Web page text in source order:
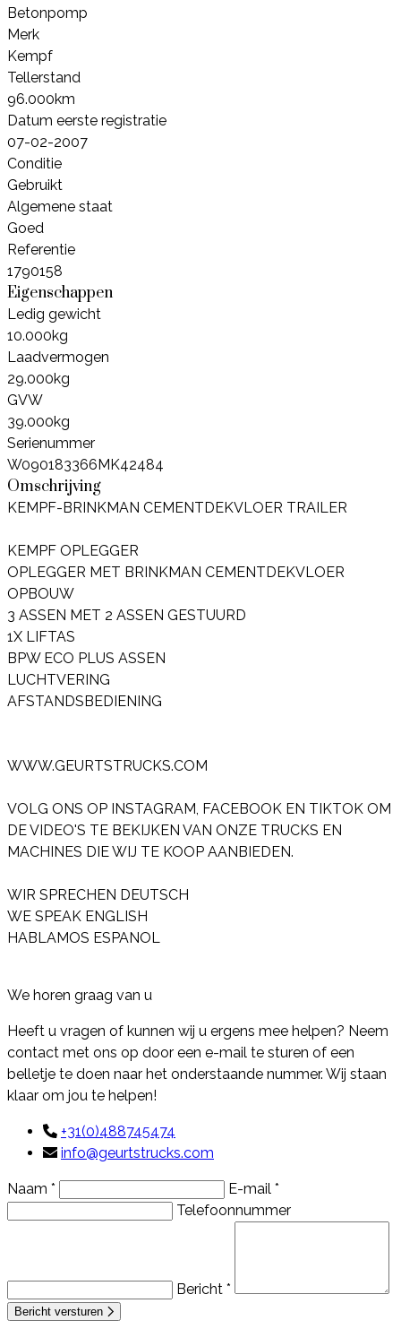
Betonpomp
Merk
Kempf
Tellerstand
96.000km
Datum eerste registratie
07-02-2007
Conditie
Gebruikt
Algemene staat
Goed
Referentie
1790158
Eigenschappen
Ledig gewicht
10.000kg
Laadvermogen
29.000kg
GVW
39.000kg
Serienummer
W090183366MK42484
Omschrijving
KEMPF-BRINKMAN CEMENTDEKVLOER TRAILER
KEMPF OPLEGGER
OPLEGGER MET BRINKMAN CEMENTDEKVLOER
OPBOUW
3 ASSEN MET 2 ASSEN GESTUURD
1X LIFTAS
BPW ECO PLUS ASSEN
LUCHTVERING
AFSTANDSBEDIENING
WWW.GEURTSTRUCKS.COM
VOLG ONS OP INSTAGRAM, FACEBOOK EN TIKTOK OM
DE VIDEO'S TE BEKIJKEN VAN ONZE TRUCKS EN
MACHINES DIE WIJ TE KOOP AANBIEDEN.
WIR SPRECHEN DEUTSCH
WE SPEAK ENGLISH
HABLAMOS ESPANOL
We horen graag van u
Heeft u vragen of kunnen wij u ergens mee helpen? Neem
contact met ons op door een e-mail te sturen of een
belletje te doen naar het onderstaande nummer. Wij staan
klaar om jou te helpen!
+31(0)488745474
info@geurtstrucks.com
Naam *
E-mail *
Telefoonnummer
Bericht *
Bericht versturen